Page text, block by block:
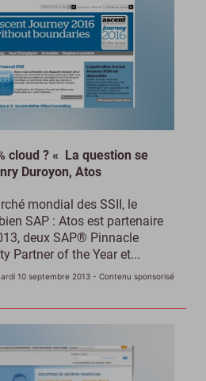
cloud ? « La question se
Duroyon, Atos
mondial des SSII, le
SAP : Atos est partenaire
deux SAP® Pinnacle
Partner of the Year et...
10 septembre 2013 - Contenu sponsorisé